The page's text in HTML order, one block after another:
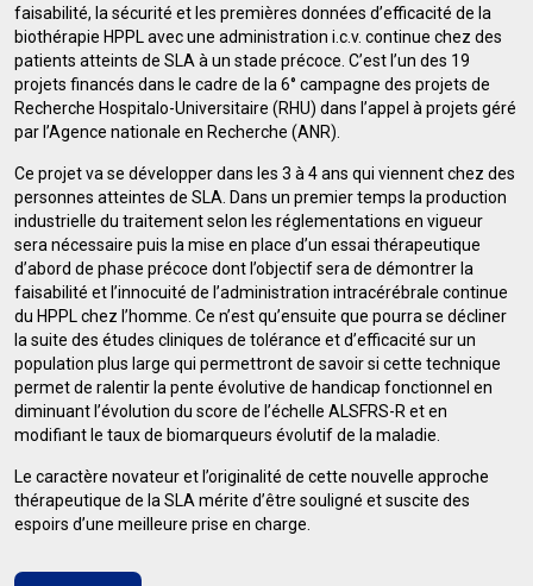
faisabilité, la sécurité et les premières données d’efficacité de la
biothérapie HPPL avec une administration i.c.v. continue chez des
patients atteints de SLA à un stade précoce. C’est l’un des 19
projets financés dans le cadre de la 6° campagne des projets de
Recherche Hospitalo-Universitaire (RHU) dans l’appel à projets géré
par l’Agence nationale en Recherche (ANR).
Ce projet va se développer dans les 3 à 4 ans qui viennent chez des
personnes atteintes de SLA. Dans un premier temps la production
industrielle du traitement selon les réglementations en vigueur
sera nécessaire puis la mise en place d’un essai thérapeutique
d’abord de phase précoce dont l’objectif sera de démontrer la
faisabilité et l’innocuité de l’administration intracérébrale continue
du HPPL chez l’homme. Ce n’est qu’ensuite que pourra se décliner
la suite des études cliniques de tolérance et d’efficacité sur un
population plus large qui permettront de savoir si cette technique
permet de ralentir la pente évolutive de handicap fonctionnel en
diminuant l’évolution du score de l’échelle ALSFRS-R et en
modifiant le taux de biomarqueurs évolutif de la maladie.
Le caractère novateur et l’originalité de cette nouvelle approche
thérapeutique de la SLA mérite d’être souligné et suscite des
espoirs d’une meilleure prise en charge.